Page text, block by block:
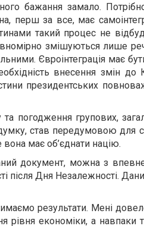
бажання замало.
перш за все, має
такий процес не
змішуються лише
Євроінтеграція має
внесення змін до
президентських
групових,
став передумовою для
має об’єднати націю.
документ, можна з
Дня Незалежності.
результати. Мені
економіки, а навпаки